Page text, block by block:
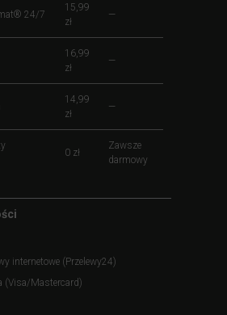
24/7
15,99
zł
—
16,99
zł
—
14,99
zł
—
0 zł
Zawsze
darmowy
internetowe (Przelewy24)
(Visa/Mastercard)